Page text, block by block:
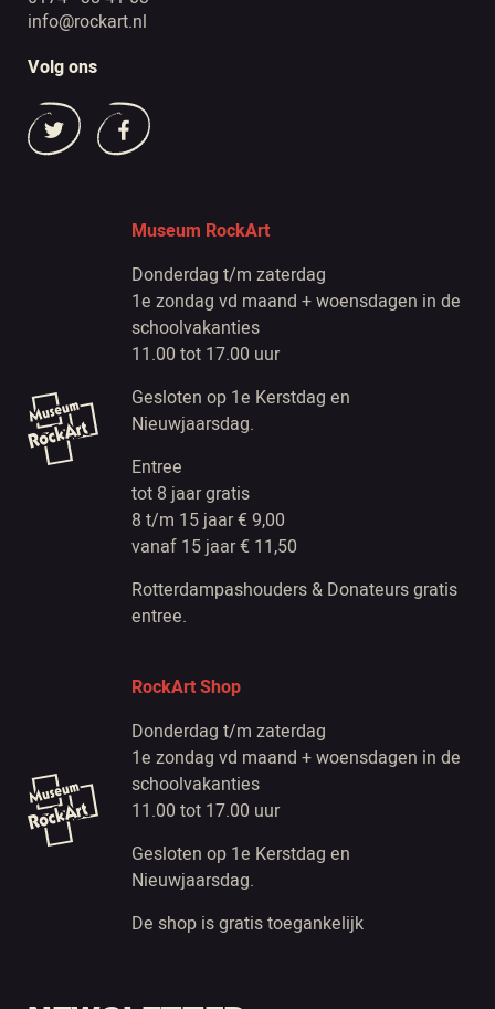
info@rockart.nl
Volg ons
Museum RockArt
Donderdag t/m zaterdag
1e zondag vd maand + woensdagen in de
schoolvakanties
11.00 tot 17.00 uur
Gesloten op 1e Kerstdag en
Nieuwjaarsdag.
Entree
tot 8 jaar gratis
8 t/m 15 jaar € 9,00
vanaf 15 jaar € 11,50
Rotterdampashouders & Donateurs gratis
entree.
RockArt Shop
Donderdag t/m zaterdag
1e zondag vd maand + woensdagen in de
schoolvakanties
11.00 tot 17.00 uur
Gesloten op 1e Kerstdag en
Nieuwjaarsdag.
De shop is gratis toegankelijk